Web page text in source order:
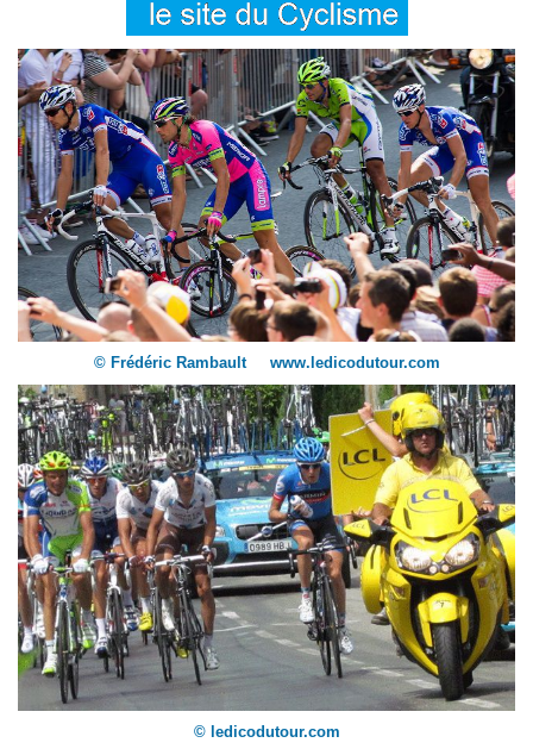
© Frédéric Rambault www.ledicodutour.com
© ledicodutour.com